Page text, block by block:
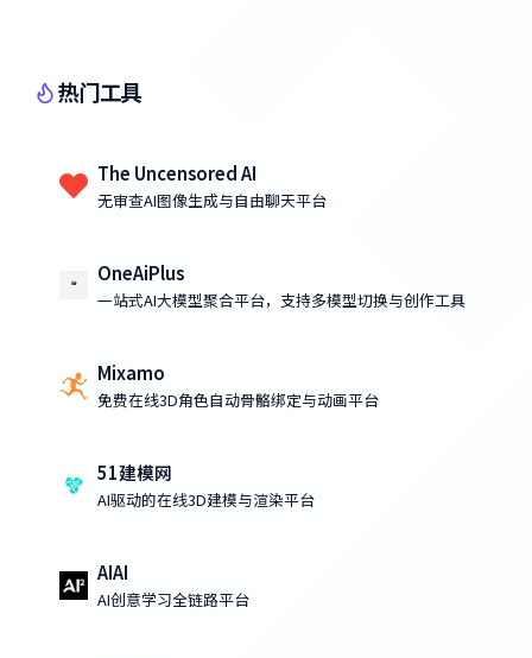
热门工具
The Uncensored AI
无审查AI图像生成与自由聊天平台
OneAiPlus
一站式AI大模型聚合平台，支持多模型切换与创作工具
Mixamo
免费在线3D角色自动骨骼绑定与动画平台
51建模网
AI驱动的在线3D建模与渲染平台
AIAI
AI创意学习全链路平台